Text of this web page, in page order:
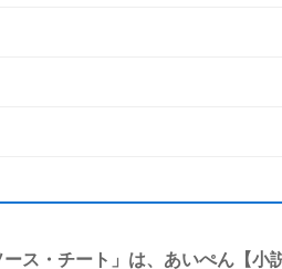
ス・チート」は、あいぺん【小